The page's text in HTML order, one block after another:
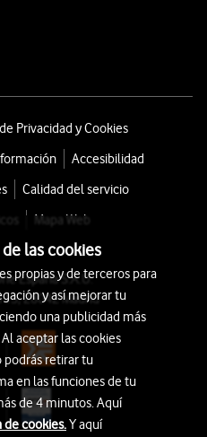
Privacidad y Cookies
Accesibilidad
Calidad del servicio
Mapa Web
España S.A.U.
28042 Madrid
de las cookies
propias y de terceros para
y así mejorar tu
una publicidad más
aceptar las cookies
podrás retirar tu
en las funciones de tu
de 4 minutos. Aquí
de cookies.Y aquí